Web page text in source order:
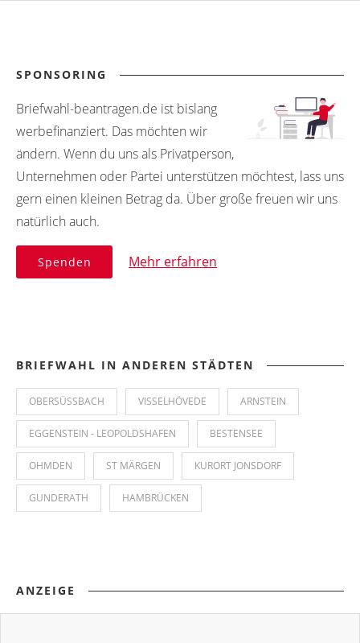
SPONSORING
Briefwahl-beantragen.de ist bislang
werbefinanziert. Das möchten wir
ändern. Wenn du uns als Privatperson,
Unternehmen oder Partei unterstützen möchtest, lass uns
gern einen kleinen Betrag da. Über große freuen wir uns
natürlich auch.
Spenden Mehr erfahren
BRIEFWAHL IN ANDEREN STÄDTEN
OBERSÜSSBACH VISSELHÖVEDE ARNSTEIN
EGGENSTEIN - LEOPOLDSHAFEN BESTENSEE
OHMDEN ST MÄRGEN KURORT JONSDORF
GUNDERATH HAMBRÜCKEN
ANZEIGE